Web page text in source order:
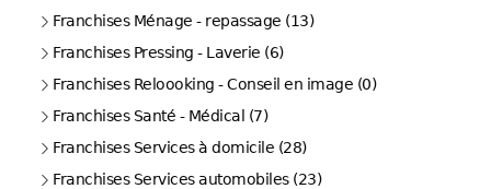
Franchises Ménage - repassage (13)
Franchises Pressing - Laverie (6)
Franchises Reloooking - Conseil en image (0)
Franchises Santé - Médical (7)
Franchises Services à domicile (28)
Franchises Services automobiles (23)